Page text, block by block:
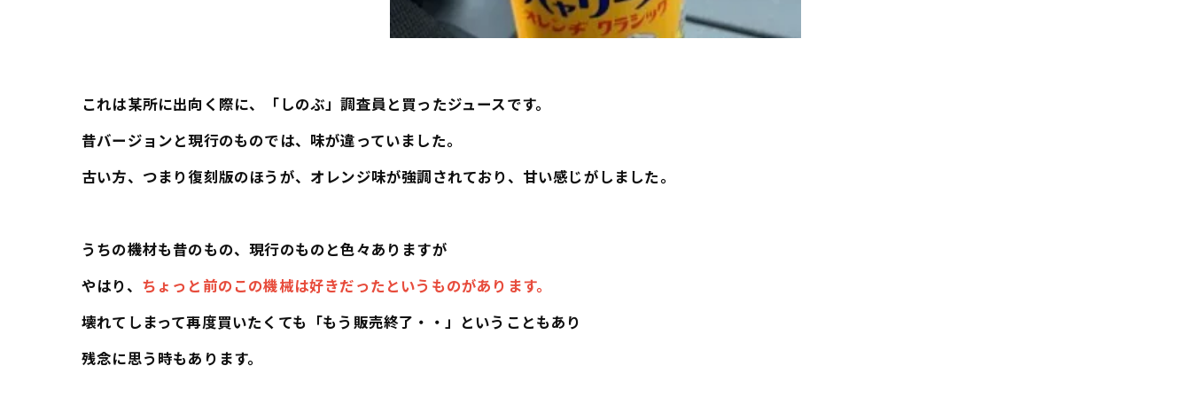
これは某所に出向く際に、「しのぶ」調査員と買ったジュースです。
昔バージョンと現行のものでは、味が違っていました。
古い方、つまり復刻版のほうが、オレンジ味が強調されており、甘い感じがしました。
うちの機材も昔のもの、現行のものと色々ありますが
やはり、 ちょっと前のこの機械は好きだったというものがあります。
壊れてしまって再度買いたくても「もう販売終了・・」ということもあり
残念に思う時もあります。